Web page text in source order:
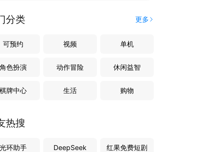
分类 更多
可预约 视频 单机
角色扮演 动作冒险 休闲益智
棋牌中心 生活 购物
热搜
光环助手 DeepSeek 红果免费短剧